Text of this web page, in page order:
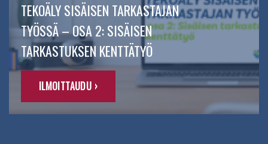
TEKOÄLY SISÄISEN TARKASTAJAN
TYÖSSÄ – OSA 2: SISÄISEN
TARKASTUKSEN KENTTÄTYÖ
ILMOITTAUDU ›